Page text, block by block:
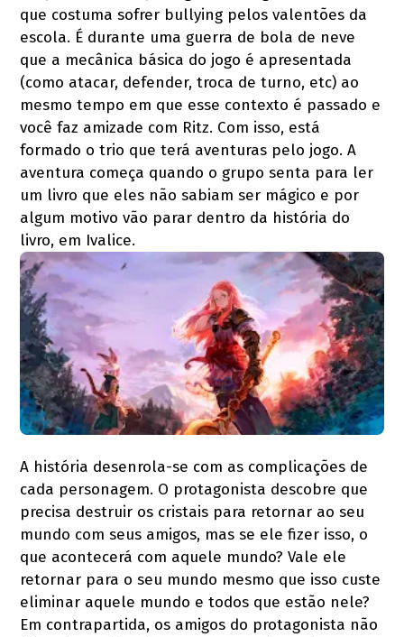
que costuma sofrer bullying pelos valentões da
escola. É durante uma guerra de bola de neve
que a mecânica básica do jogo é apresentada
(como atacar, defender, troca de turno, etc) ao
mesmo tempo em que esse contexto é passado e
você faz amizade com Ritz. Com isso, está
formado o trio que terá aventuras pelo jogo. A
aventura começa quando o grupo senta para ler
um livro que eles não sabiam ser mágico e por
algum motivo vão parar dentro da história do
livro, em Ivalice.
A história desenrola-se com as complicações de
cada personagem. O protagonista descobre que
precisa destruir os cristais para retornar ao seu
mundo com seus amigos, mas se ele fizer isso, o
que acontecerá com aquele mundo? Vale ele
retornar para o seu mundo mesmo que isso custe
eliminar aquele mundo e todos que estão nele?
Em contrapartida, os amigos do protagonista não